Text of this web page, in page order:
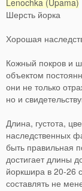
Шерсть йорка
Хорошая
Кожный покров и
объектом
они не только
но и
Длина, густота,
наследственных
быть правильная
достигает длины
йоркшира в 20-26
составлять не